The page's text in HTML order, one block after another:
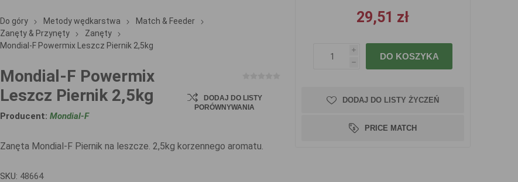
Do góry Metody wędkarstwa
Match & Feeder
Zanęty & Przynęty
Zanęty
Mondial-F Powermix Leszcz Piernik 2,5kg
Mondial-F Powermix
Leszcz Piernik 2,5kg
Producent: Mondial-F
DODAJ DO LISTY
PORÓWNYWANIA
Zanęta Mondial-F Piernik na leszcze. 2,5kg korzennego aromatu.
SKU: 48664
29,51 zł
i
h
DO KOSZYKA
DODAJ DO LISTY ŻYCZEŃ
PRICE MATCH